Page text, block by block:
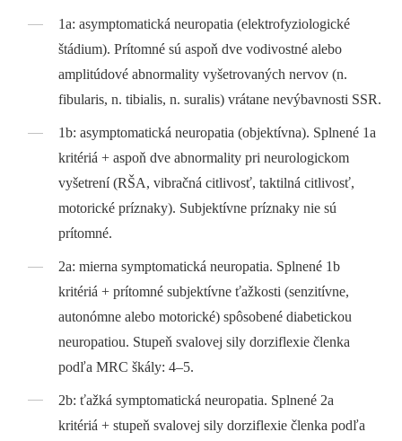
1a: asymptomatická neuropatia (elektrofyziologické
štádium). Prítomné sú aspoň dve vodivostné alebo
amplitúdové abnormality vyšetrovaných nervov (n.
fibularis, n. tibialis, n. suralis) vrátane nevýbavnosti SSR.
1b: asymptomatická neuropatia (objektívna). Splnené 1a
kritériá + aspoň dve abnormality pri neurologickom
vyšetrení (RŠA, vibračná citlivosť, taktilná citlivosť,
motorické príznaky). Subjektívne príznaky nie sú
prítomné.
2a: mierna symptomatická neuropatia. Splnené 1b
kritériá + prítomné subjektívne ťažkosti (senzitívne,
autonómne alebo motorické) spôsobené diabetickou
neuropatiou. Stupeň svalovej sily dorziflexie členka
podľa MRC škály: 4–5.
2b: ťažká symptomatická neuropatia. Splnené 2a
kritériá + stupeň svalovej sily dorziflexie členka podľa